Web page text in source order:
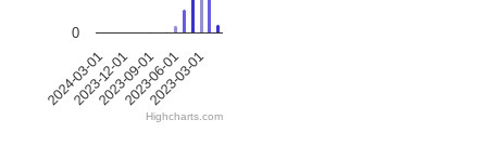
2024-03-01
2023-12-01
2023-09-01
2023-06-01
2023-03-01
0
Highcharts.com